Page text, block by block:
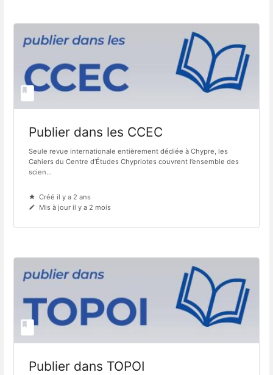
Publier dans les CCEC
Seule revue internationale entièrement dédiée à Chypre, les
Cahiers du Centre d’Études Chypriotes couvrent l’ensemble des
scien...
Créé il y a 2 ans
Mis à jour il y a 2 mois
Publier dans TOPOI